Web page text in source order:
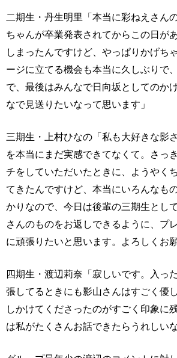
二期生・丹生明里「本当に彩ねえさん
ちゃんが卒業発表されてからこの日が
しまったんですけど、やっぱりかげち
ージに立てる機会も本当に久しぶりで
で、最後はみんなで日向坂としてのか
なで見送りたいなって思います」
三期生・上村ひなの「私も大好きな影
を本当にまだ実感できてなくて。さっ
チをしていただいたときに、ようやく
てきたんですけど、本当にいろんなも
かりなので、今日は後輩の三期生とし
さんのものをお返しできるように、プ
に頑張りたいと思います。よろしくお
四期生・渡辺莉奈「寂しいです。入っ
張してるときにも影山さんはすごく優
しかけてくださったのがすごく印象に
は私がたくさんお話できたらうれしい